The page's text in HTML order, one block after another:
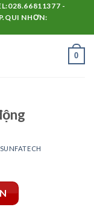
-
NHƠN:
0
SUNFATECH